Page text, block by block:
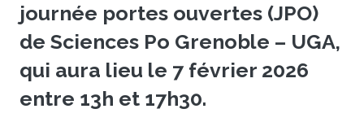
journée portes ouvertes (JPO)
de Sciences Po Grenoble – UGA,
qui aura lieu le 7 février 2026
entre 13h et 17h30.